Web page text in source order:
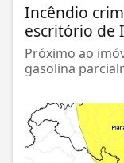
Incêndio
escritório de
Próximo ao
gasolina